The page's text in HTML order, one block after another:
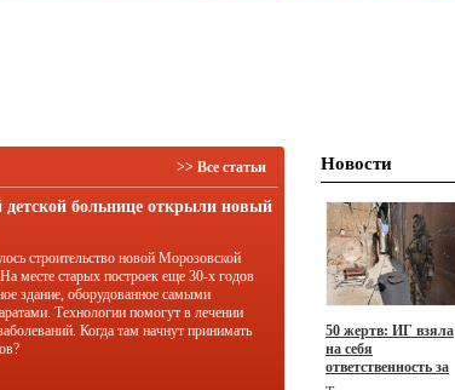
>> Все статьи
детской больнице открыли новый
строительство новой Морозовской
месте старых построек еще 30-х годов
здание, оборудованное самыми
Технологии помогут в лечении
Когда там начнут принимать
Новости
50 жертв: ИГ взяла
на себя
ответственность за
масштабный теракт